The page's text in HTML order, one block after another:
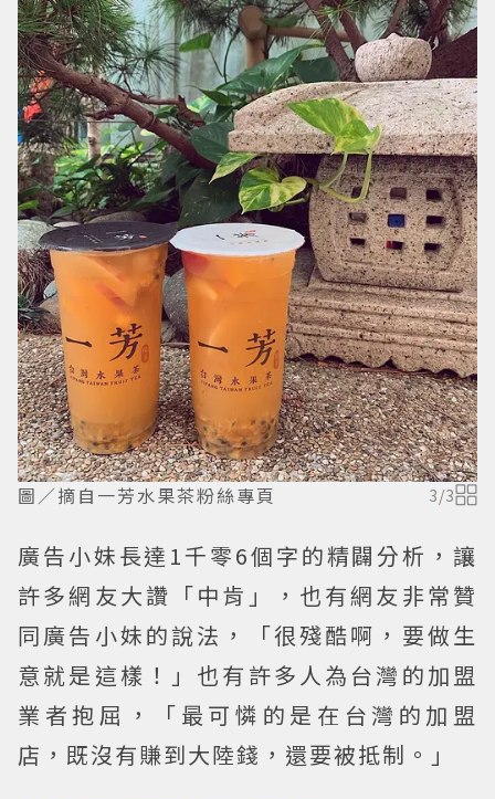
圖／摘自一芳水果茶粉絲專頁 3/3
廣告小妹長達1千零6個字的精闢分析，讓
許多網友大讚「中肯」，也有網友非常贊
同廣告小妹的說法，「很殘酷啊，要做生
意就是這樣！」也有許多人為台灣的加盟
業者抱屈，「最可憐的是在台灣的加盟
店，既沒有賺到大陸錢，還要被抵制。」